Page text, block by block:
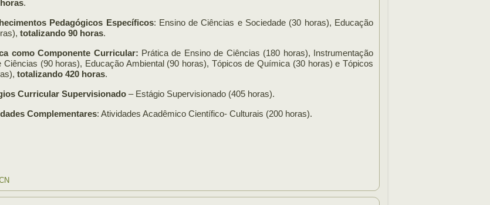
.
Pedagógicos Específicos: Ensino de Ciências e Sociedade (30 horas), Educação
totalizando 90 horas.
como Componente Curricular: Prática de Ensino de Ciências (180 horas), Instrumentação
Ciências (90 horas), Educação Ambiental (90 horas), Tópicos de Química (30 horas) e Tópicos
totalizando 420 horas.
Curricular Supervisionado – Estágio Supervisionado (405 horas).
Complementares: Atividades Acadêmico Científico- Culturais (200 horas).